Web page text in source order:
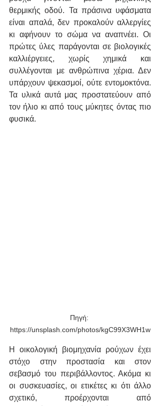
θερμικής οδού. Τα πράσινα υφάσματα
είναι απαλά, δεν προκαλούν αλλεργίες
κι αφήνουν το σώμα να αναπνέει. Οι
πρώτες ύλες παράγονται σε βιολογικές
καλλιέργειες, χωρίς χημικά και
συλλέγονται με ανθρώπινα χέρια. Δεν
υπάρχουν ψεκασμοί, ούτε εντομοκτόνα.
Τα υλικά αυτά μας προστατεύουν από
τον ήλιο κι από τους μύκητες όντας πιο
φυσικά.
Πηγή:
https://unsplash.com/photos/kgC99X3WH1w
Η οικολογική βιομηχανία ρούχων έχει
στόχο στην προστασία και στον
σεβασμό του περιβάλλοντος. Ακόμα κι
οι συσκευασίες, οι ετικέτες κι ότι άλλο
σχετικό, προέρχονται από